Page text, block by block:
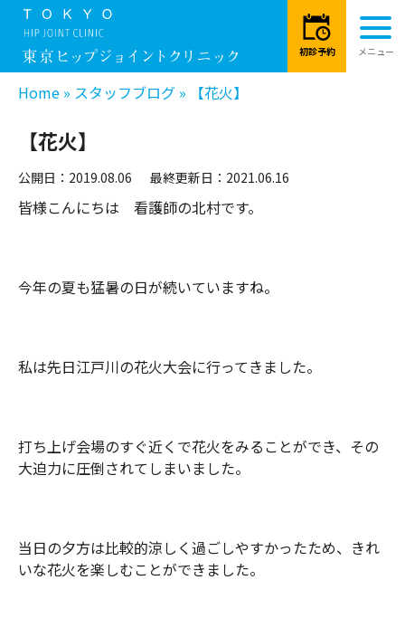
Home » スタッフブログ » 【花火】
【花火】
公開日：2019.08.06 最終更新日：2021.06.16
皆様こんにちは 看護師の北村です。
今年の夏も猛暑の日が続いていますね。
私は先日江戸川の花火大会に行ってきました。
打ち上げ会場のすぐ近くで花火をみることができ、その
大迫力に圧倒されてしまいました。
当日の夕方は比較的涼しく過ごしやすかったため、きれ
いな花火を楽しむことができました。